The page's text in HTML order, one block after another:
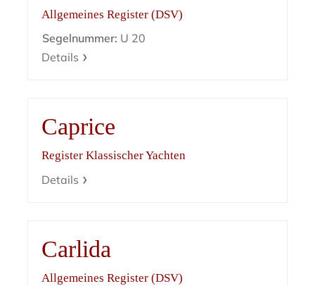
Allgemeines Register (DSV)
Segelnummer: U 20
Details
Caprice
Register Klassischer Yachten
Details
Carlida
Allgemeines Register (DSV)